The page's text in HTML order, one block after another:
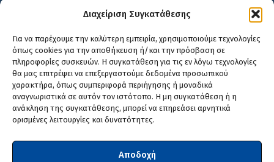
Διαχείριση Συγκατάθεσης
Για να παρέχουμε την καλύτερη εμπειρία, χρησιμοποιούμε τεχνολογίες
όπως cookies για την αποθήκευση ή/και την πρόσβαση σε
πληροφορίες συσκευών. Η συγκατάθεση για τις εν λόγω τεχνολογίες
θα μας επιτρέψει να επεξεργαστούμε δεδομένα προσωπικού
χαρακτήρα, όπως συμπεριφορά περιήγησης ή μοναδικά
αναγνωριστικά σε αυτόν τον ιστότοπο. Η μη συγκατάθεση ή η
ανάκληση της συγκατάθεσης, μπορεί να επηρεάσει αρνητικά
ορισμένες λειτουργίες και δυνατότητες.
Αποδοχή